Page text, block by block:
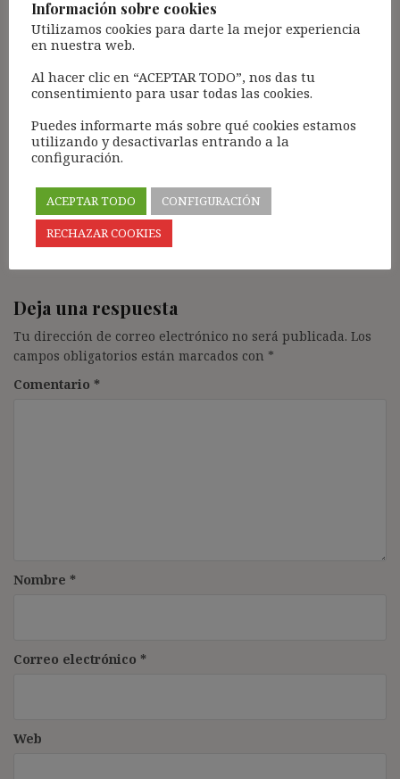
2014, meses antes de la sentencia que comentas,
declaró de forma tajante, en dos sentencias, que
Supongo que tienes esas sentencias de 18 de
septiembre de 2014. En caso contrario, te las
puedo facilitar.
Por otra parte, brillante análisis de la sentencia.
Un saludo.
Deja una respuesta
Tu dirección de correo electrónico no será publicada. Los
campos obligatorios están marcados con *
Comentario *
Nombre *
Correo electrónico *
Web
Información sobre cookies
Utilizamos cookies para darte la mejor experiencia
en nuestra web.
Al hacer clic en “ACEPTAR TODO”, nos das tu
consentimiento para usar todas las cookies.
Puedes informarte más sobre qué cookies estamos
utilizando y desactivarlas entrando a la
configuración.
ACEPTAR TODO
CONFIGURACIÓN
RECHAZAR COOKIES